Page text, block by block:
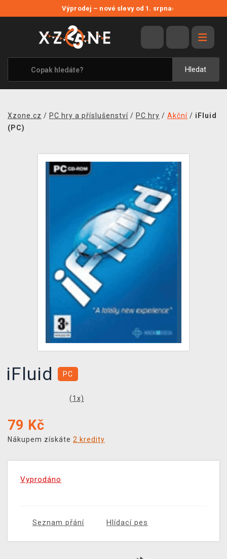
Výprodej – nové slevy od 1. srpna›
Hledat
VÝPRODEJ
VIDEOHRY
XZONE ORIGINALS
TÉMATIKY
MERCHANDISE
TCG & BOARDGAME HUB
VÝKUP HER (BAZAR)
Xzone.cz / PC hry a příslušenství / PC hry / Akční / iFluid
(PC)
iFluid PC
(1 x)
79 Kč
Nákupem získáte 2 kredity
Vyprodáno
Seznam přání Hlídací pes